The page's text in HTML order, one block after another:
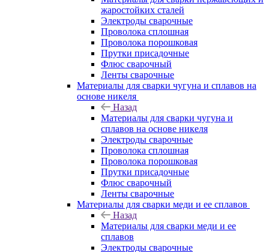
жаростойких сталей
Электроды сварочные
Проволока сплошная
Проволока порошковая
Прутки присадочные
Флюс сварочный
Ленты сварочные
Материалы для сварки чугуна и сплавов на
основе никеля
Назад
Материалы для сварки чугуна и
сплавов на основе никеля
Электроды сварочные
Проволока сплошная
Проволока порошковая
Прутки присадочные
Флюс сварочный
Ленты сварочные
Материалы для сварки меди и ее сплавов
Назад
Материалы для сварки меди и ее
сплавов
Электроды сварочные